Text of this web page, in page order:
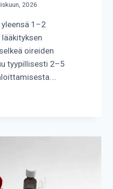
2026
1–2
oireiden
tyypillisesti 2–5